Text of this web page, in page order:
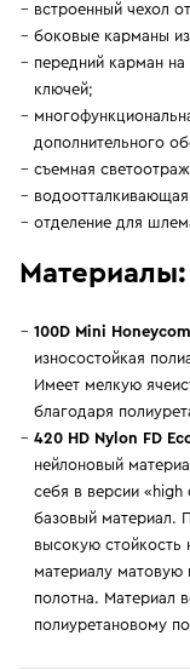
встроенный чехол
боковые карманы
передний карман
ключей;
дополнительного
съемная
водоотталкивающая
отделение для
Материалы:
100D Mini
износостойкая
Имеет мелкую
благодаря
420 HD Nylon FD
нейлоновый
себя в версии «high
базовый материал.
высокую стойкость
материалу матовую
полотна. Материал
полиуретановому